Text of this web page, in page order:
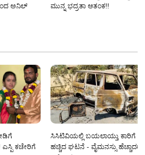
ಅನಿಲ್
ಮುನ್ನ ಭದ್ರತಾ ಆತಂಕ!!
ಕಚೇರಿಗೆ
ಸಿಸಿಟಿವಿಯಲ್ಲಿ ಬಯಲಾಯ್ತು ಕಾರಿಗೆ
ಹಚ್ಚಿದ ಘಟನೆ - ವೈಮನಸ್ಸು ಹೆಚ್ಚಾದರೆ